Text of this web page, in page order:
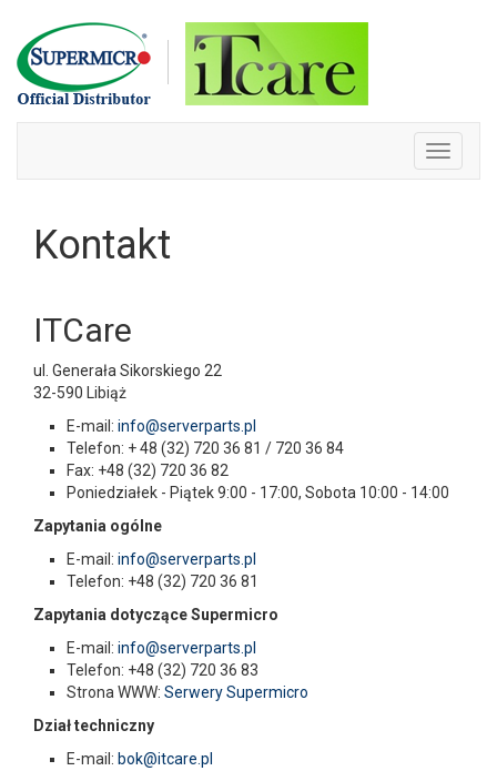
Skip
to
content
Toggle
Kontakt
ITCare
ul. Generała Sikorskiego 22
32-590 Libiąż
E-mail: info@serverparts.pl
Telefon: + 48 (32) 720 36 81 / 720 36 84
Fax: +48 (32) 720 36 82
Poniedziałek - Piątek 9:00 - 17:00, Sobota 10:00 - 14:00
Zapytania ogólne
E-mail: info@serverparts.pl
Telefon: +48 (32) 720 36 81
Zapytania dotyczące Supermicro
E-mail: info@serverparts.pl
Telefon: +48 (32) 720 36 83
Strona WWW: Serwery Supermicro
Dział techniczny
E-mail: bok@itcare.pl